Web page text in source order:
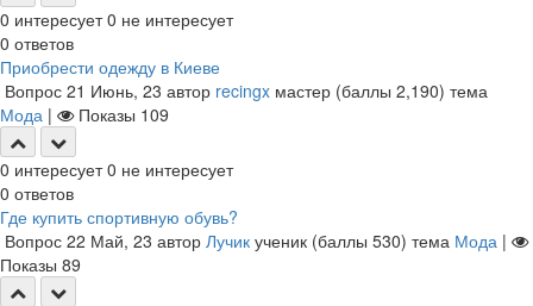
0 интересует 0 не интересует
0 ответов
Приобрести одежду в Киеве
Вопрос 21 Июнь, 23 автор recingx мастер (баллы 2,190) тема
Мода | Показы 109
0 интересует 0 не интересует
0 ответов
Где купить спортивную обувь?
Вопрос 22 Май, 23 автор Лучик ученик (баллы 530) тема Мода |
Показы 89